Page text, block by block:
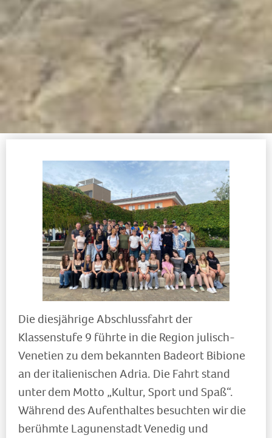
Die diesjährige Abschlussfahrt der
Klassenstufe 9 führte in die Region julisch-
Venetien zu dem bekannten Badeort Bibione
an der italienischen Adria. Die Fahrt stand
unter dem Motto „Kultur, Sport und Spaß“.
Während des Aufenthaltes besuchten wir die
berühmte Lagunenstadt Venedig und